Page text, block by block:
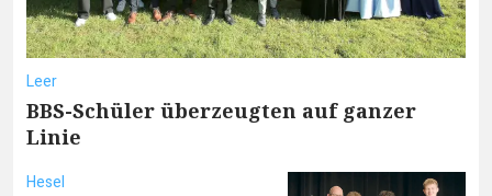
Leer
BBS-Schüler überzeugten auf ganzer
Linie
Hesel